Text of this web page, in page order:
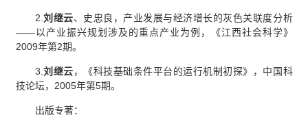
2.刘继云、史忠良，产业发展与经济增长的灰色关联度分析
——以产业振兴规划涉及的重点产业为例，《江西社会科学》
2009年第2期。
3.刘继云，《科技基础条件平台的运行机制初探》，中国科
技论坛，2005年第5期。
出版专著：